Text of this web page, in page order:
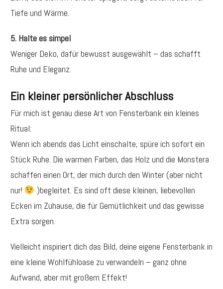
Tiefe und Wärme.
5. Halte es simpel
Weniger Deko, dafür bewusst ausgewählt – das schafft
Ruhe und Eleganz.
Ein kleiner persönlicher Abschluss
Für mich ist genau diese Art von Fensterbank ein kleines
Ritual:
Wenn ich abends das Licht einschalte, spüre ich sofort ein
Stück Ruhe. Die warmen Farben, das Holz und die Monstera
schaffen einen Ort, der mich durch den Winter (aber nicht
nur!
)begleitet. Es sind oft diese kleinen, liebevollen
Ecken im Zuhause, die für Gemütlichkeit und das gewisse
Extra sorgen.
Vielleicht inspiriert dich das Bild, deine eigene Fensterbank in
eine kleine Wohlfühloase zu verwandeln – ganz ohne
Aufwand, aber mit großem Effekt!